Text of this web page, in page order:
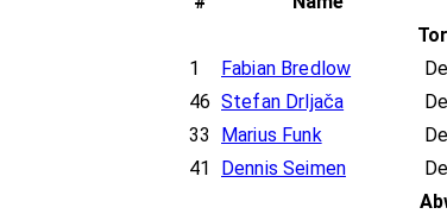
1
Fabian Bredlow
46 Stefan Drljača
33
Marius Funk
41
Dennis Seimen